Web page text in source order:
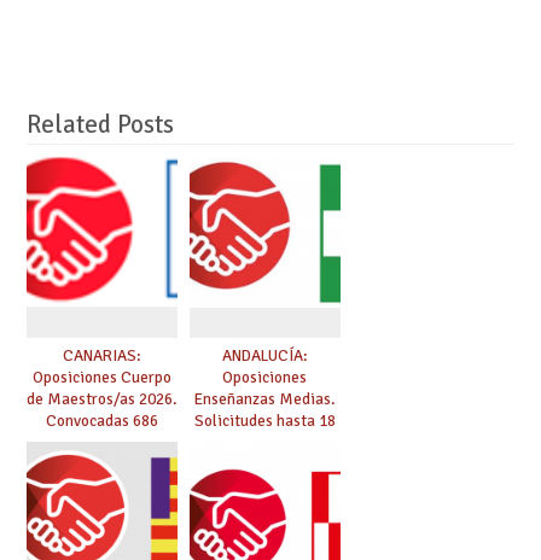
Related Posts
CANARIAS:
Oposiciones Cuerpo
de Maestros/as 2026.
Convocadas 686
plazas. Solicitudes
del 26 de marzo al 24
de abril.
ANDALUCÍA:
Oposiciones
Enseñanzas Medias.
Solicitudes hasta 18